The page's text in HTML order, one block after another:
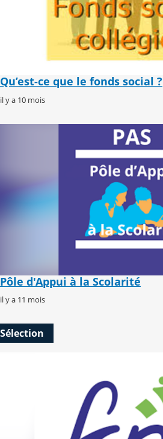
Qu’est-ce que le fonds social ?
il y a 10 mois
Pôle d'Appui à la Scolarité
il y a 11 mois
Sélection